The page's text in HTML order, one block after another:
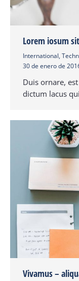
Lorem iosum
International,
30 de enero de
Duis ornare,
dictum lacus
Vivamus –